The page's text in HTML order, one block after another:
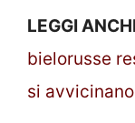
LEGGI
bielorusse
si